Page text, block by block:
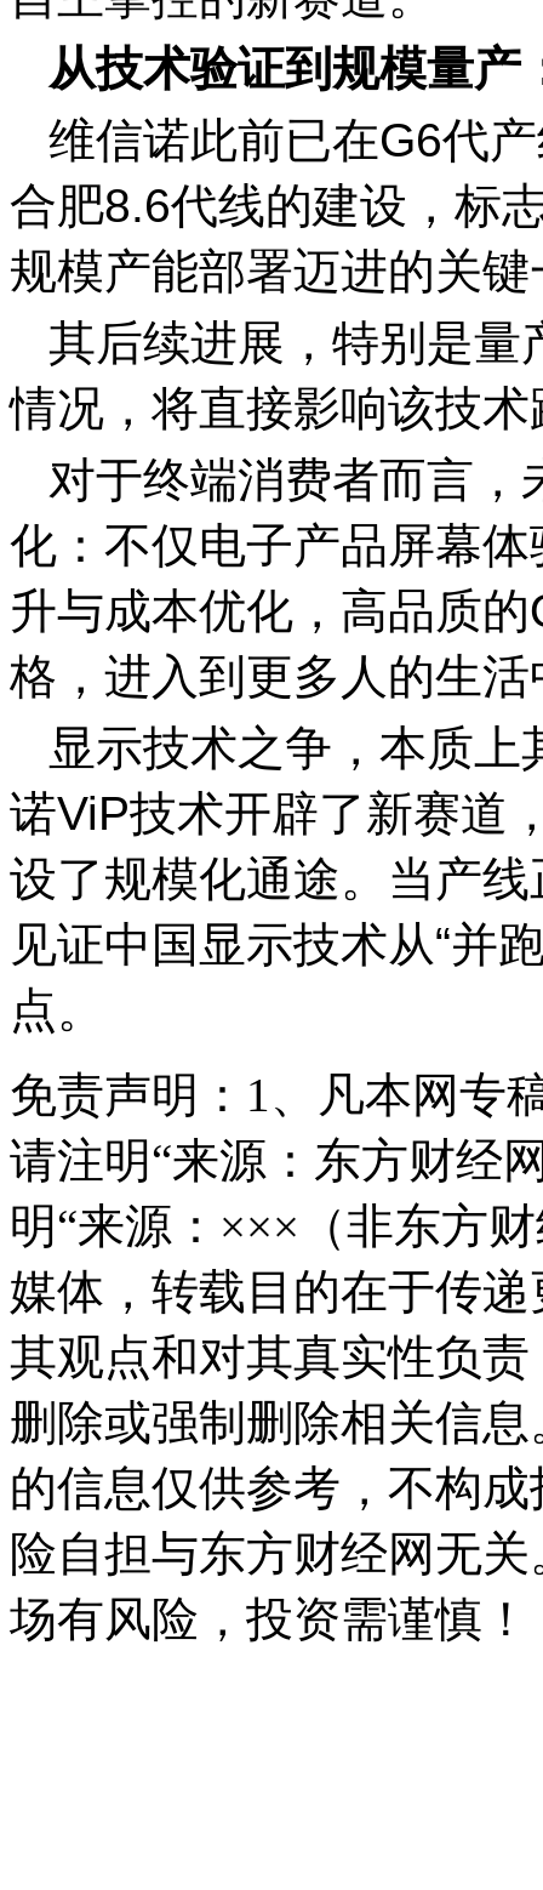
从技术验证到规模量产
维信诺此前已在G6代
合肥8.6代线的建设，标
规模产能部署迈进的关键
其后续进展，特别是量
情况，将直接影响该技
对于终端消费者而言
化：不仅电子产品屏幕
升与成本优化，高品质
格，进入到更多人的生活
显示技术之争，本质
诺ViP技术开辟了新赛道
设了规模化通途。当产
见证中国显示技术从“并
点。
免责声明： 1、凡本网专
请注明“来源：东方财经
明“来源：×××（非东方
媒体，转载目的在于传
其观点和对其真实性负
删除或强制删除相关信
的信息仅供参考，不构
险自担与东方财经网无
场有风险，投资需谨慎！